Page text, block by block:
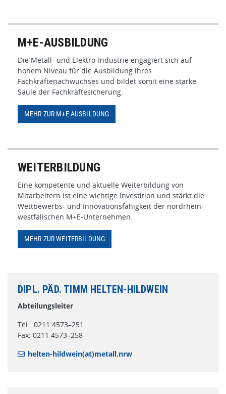
M+E-AUSBILDUNG
Die Metall- und Elektro-Industrie engagiert sich auf
hohem Niveau für die Ausbildung ihres
Fachkräftenachwuchses und bildet somit eine starke
Säule der Fachkräftesicherung.
MEHR ZUR M+E-AUSBILDUNG
WEITERBILDUNG
Eine kompetente und aktuelle Weiterbildung von
Mitarbeitern ist eine wichtige Investition und stärkt die
Wettbewerbs- und Innovationsfähigkeit der nordrhein-
westfälischen M+E-Unternehmen.
MEHR ZUR WEITERBILDUNG
DIPL. PÄD. TIMM HELTEN-HILDWEIN
Abteilungsleiter
Tel.: 0211 4573–251
Fax: 0211 4573–258
helten-hildwein(at)metall.nrw